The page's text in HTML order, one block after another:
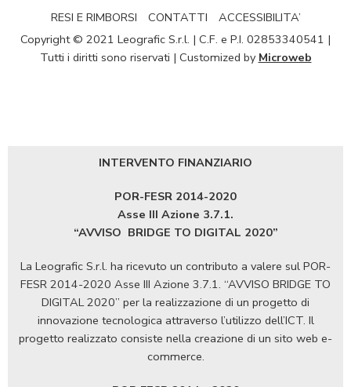
RESI E RIMBORSI
CONTATTI
ACCESSIBILITA’
Copyright © 2021 Leografic S.r.l. | C.F. e P.I. 02853340541 |
Tutti i diritti sono riservati | Customized by Microweb
INTERVENTO FINANZIARIO
POR-FESR 2014-2020
Asse III Azione 3.7.1.
“AVVISO BRIDGE TO DIGITAL 2020”
La Leografic S.r.l. ha ricevuto un contributo a valere sul POR-
FESR 2014-2020 Asse III Azione 3.7.1. “AVVISO BRIDGE TO
DIGITAL 2020” per la realizzazione di un progetto di
innovazione tecnologica attraverso l’utilizzo dell’ICT. Il
progetto realizzato consiste nella creazione di un sito web e-
commerce.